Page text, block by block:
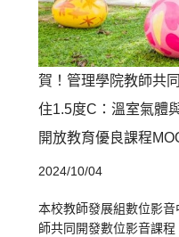
賀！管理學院教師共
住1.5度C：溫室氣體
開放教育優良課程
2024/10/04
本校教師發展組數位影
師共同開發數位影音課